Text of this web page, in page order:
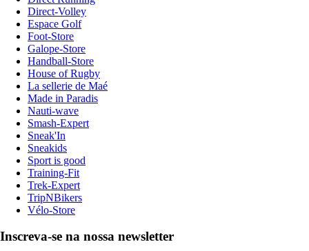
Direct-Volley
Espace Golf
Foot-Store
Galope-Store
Handball-Store
House of Rugby
La sellerie de Maé
Made in Paradis
Nauti-wave
Smash-Expert
Sneak'In
Sneakids
Sport is good
Training-Fit
Trek-Expert
TripNBikers
Vélo-Store
Inscreva-se na nossa newsletter